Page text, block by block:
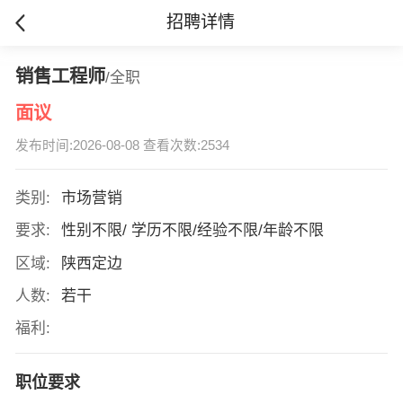
招聘详情
销售工程师/全职
面议
发布时间:2026-08-08 查看次数:2534
类别:
市场营销
要求:
性别不限/ 学历不限/经验不限/年龄不限
区域:
陕西定边
人数:
若干
福利:
职位要求